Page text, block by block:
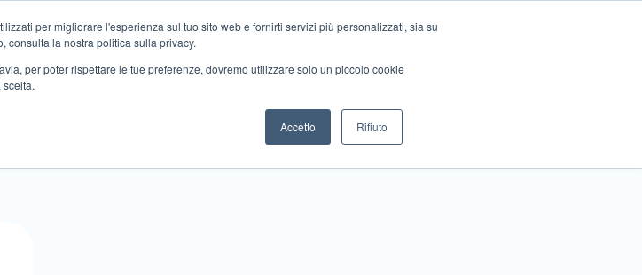
per migliorare l'esperienza sul tuo sito web e fornirti servizi più personalizzati, sia su
consulta la nostra politica sulla privacy.
per poter rispettare le tue preferenze, dovremo utilizzare solo un piccolo cookie
Accetto Rifiuto